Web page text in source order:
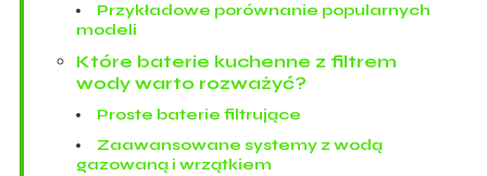
Przykładowe porównanie popularnych
modeli
Które baterie kuchenne z filtrem
wody warto rozważyć?
Proste baterie filtrujące
Zaawansowane systemy z wodą
gazowaną i wrzątkiem